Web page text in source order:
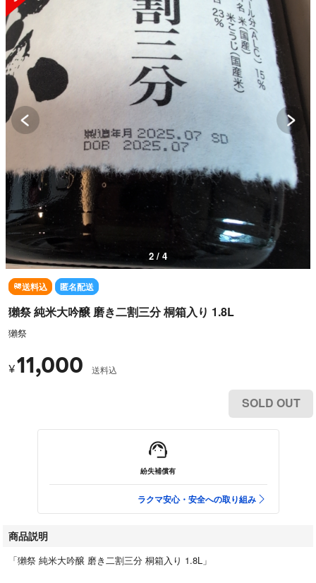
2 / 4
送料込 匿名配送
獺祭 純米大吟醸 磨き二割三分 桐箱入り 1.8L
獺祭
¥11,000 送料込
SOLD OUT
紛失補償有
ラクマ安心・安全への取り組み
商品説明
「獺祭 純米大吟醸 磨き二割三分 桐箱入り 1.8L」